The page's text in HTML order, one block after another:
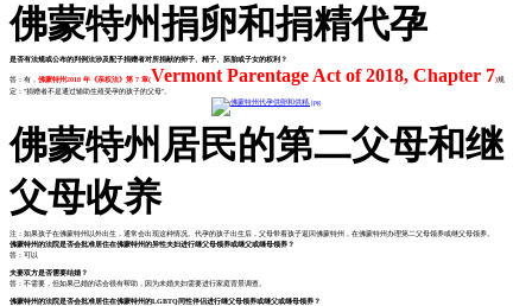
佛蒙特州捐卵和捐精代孕
是否有法规或公布的判例法涉及配子捐赠者对所捐献的卵子、精子、胚胎或子女的权利？
答：有， 佛蒙特州2018 年《亲权法》第 7 章(Vermont Parentage Act of 2018, Chapter 7)规
定："捐赠者不是通过辅助生殖受孕的孩子的父母"。
佛蒙特州居民的第二父母和继
父母收养
注：如果孩子在佛蒙特州以外出生，通常会出现这种情况。代孕的孩子出生后，父母带着孩子返回佛蒙特州，在佛蒙特州办理第二父母领养或继父母领养。
佛蒙特州的法院是否会批准居住在佛蒙特州的异性夫妇进行继父母领养或继父或继母领养？
答：可以
夫妻双方是否需要结婚？
答：不需要，但如果已婚的话会很有帮助，因为未婚夫妇需要进行家庭背景调查。
佛蒙特州的法院是否会批准居住在佛蒙特州的LGBTQ同性伴侣进行继父母领养或继父或继母领养？